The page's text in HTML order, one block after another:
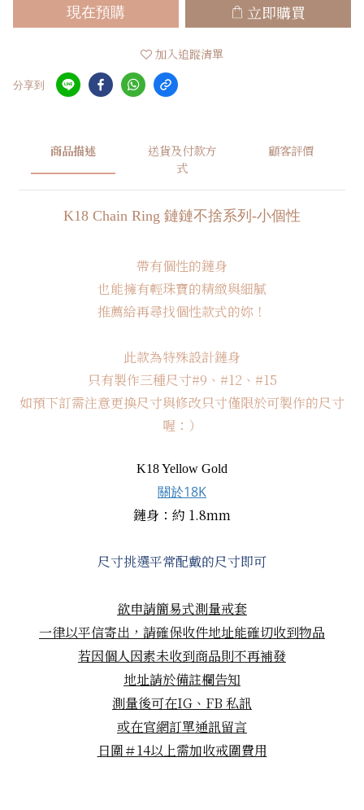
現在預購 立即購買
加入追蹤清單
分享到
商品描述
送貨及付款方
式
顧客評價
K18 Chain Ring 鏈鏈不捨系列-小個性
帶有個性的鏈身
也能擁有輕珠寶的精緻與細膩
推薦給再尋找個性款式的妳！
此款為特殊設計鏈身
只有製作三種尺寸#9、#12、#15
如預下訂需注意更換尺寸與修改只寸僅限於可製作的尺寸
喔：）
K18 Yellow Gold
關於18K
鏈身：約 1.8mm
尺寸挑選平常配戴的尺寸即可
欲申請簡易式測量戒套
一律以平信寄出，請確保收件地址能確切收到物品
若因個人因素未收到商品則不再補發
地址請於備註欄告知
測量後可在IG、FB 私訊
或在官網訂單通訊留言
日圍＃14以上需加收戒圍費用